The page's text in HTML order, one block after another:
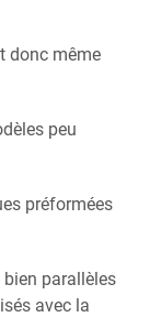
donc même
peu
préformées
parallèles
avec la